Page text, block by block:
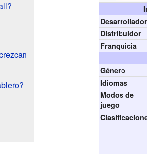
Desarrollador
Distribuidor
Franquicia
Género
Idiomas
Modos de
juego